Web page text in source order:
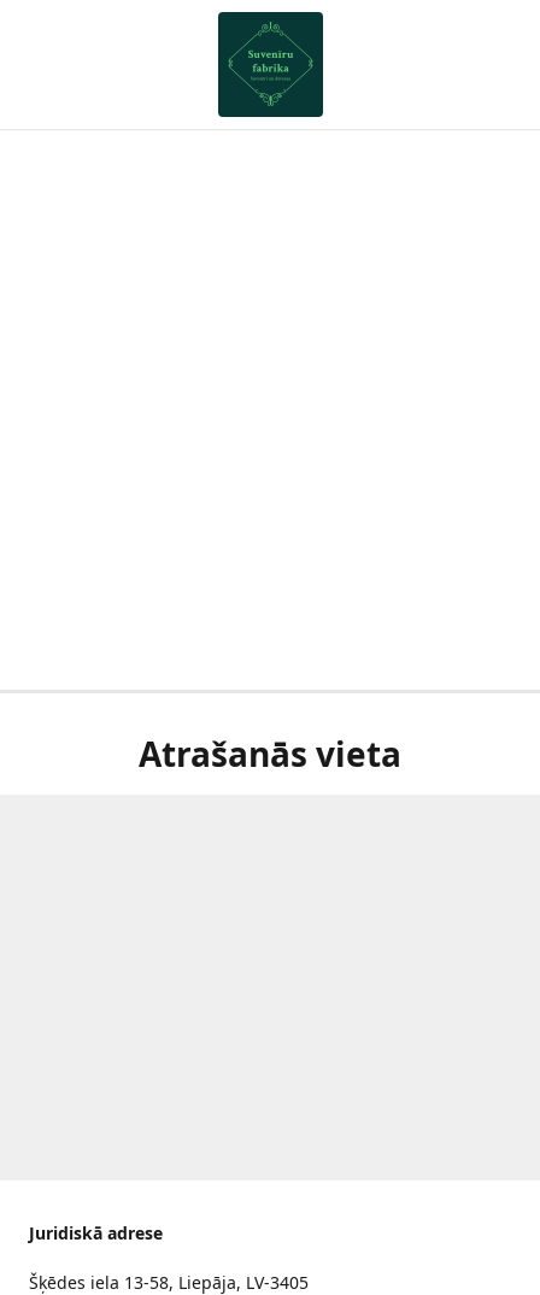
Atrašanās vieta
Juridiskā adrese
Šķēdes iela 13-58, Liepāja, LV-3405